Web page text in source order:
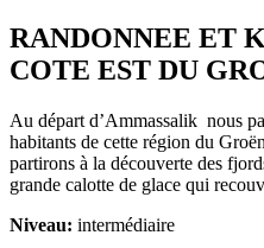
RANDONNEE ET
COTE EST DU
Au départ d’Ammassalik nous
habitants de cette région du
partirons à la découverte des
grande calotte de glace qui
Niveau: intermédiaire